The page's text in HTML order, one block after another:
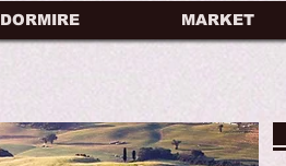
DORMIRE MARKET